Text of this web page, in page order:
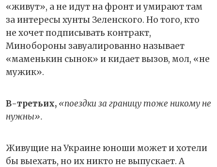
«живут», а не идут на фронт и умирают там
за интересы хунты Зеленского. Но того, кто
не хочет подписывать контракт,
Минобороны завуалированно называет
«маменькин сынок» и кидает вызов, мол, «не
мужик».
В-третьих, «поездки за границу тоже никому не
нужны».
Живущие на Украине юноши может и хотели
бы выехать, но их никто не выпускает. А